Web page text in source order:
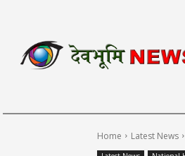
Home Latest News